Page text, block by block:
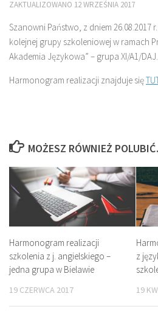
ZAKTUALIZOWANO 12 WRZEŚNIA 2017
Szanowni Państwo, z dniem 26.08.2017
kolejnej grupy szkoleniowej w ramach
Akademia Językowa” – grupa XI/A1/DAJ.
Harmonogram realizacji znajduje się
MOŻESZ RÓWNIEŻ
Harmonogram realizacji
szkolenia z j. angielskiego –
jedna grupa w Bielawie
19 CZERWCA 2017
z
19